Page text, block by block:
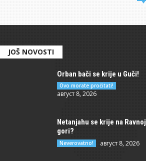
JOŠ NOVOSTI
Orban bači se krije u Guči!
Ovo morate pročitati!
август 8, 2026
Netanjahu se krije na Ravnoj
gori?
Neverovatno! август 8, 2026